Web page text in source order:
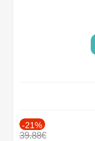
-21%
39.88€